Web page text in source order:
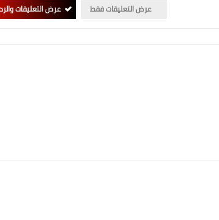
عرض التعليقات فقط عرض التعليقات